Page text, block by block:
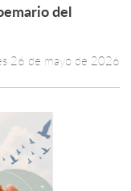
más +
del
26 de mayo de 2026